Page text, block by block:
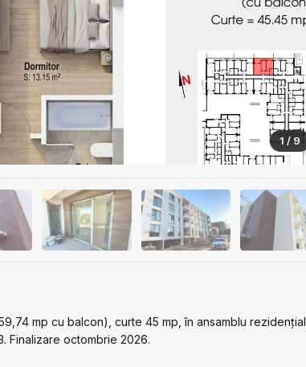
1 / 9
mp cu balcon), curte 45 mp, în ansamblu rezidențial
Finalizare octombrie 2026.